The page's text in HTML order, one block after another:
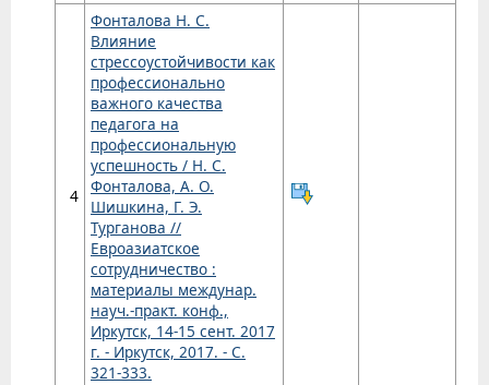
4
Фонталова Н. С.
Влияние
стрессоустойчивости как
профессионально
важного качества
педагога на
профессиональную
успешность / Н. С.
Фонталова, А. О.
Шишкина, Г. Э.
Турганова //
Евроазиатское
сотрудничество :
материалы междунар.
науч.-практ. конф.,
Иркутск, 14-15 сент. 2017
г. - Иркутск, 2017. - С.
321-333.